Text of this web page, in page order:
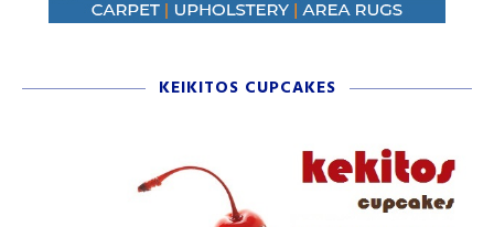
KEIKITOS CUPCAKES